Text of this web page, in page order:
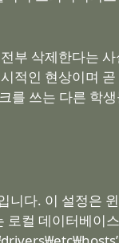
부 삭제한다는
적인 현상이며
를 쓰는 다른 학
니다. 이 설정은
컬 데이터베이